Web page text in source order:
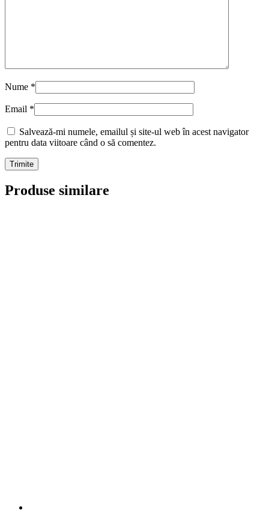
Nume *
Email *
Salvează-mi numele, emailul și site-ul web în acest navigator
pentru data viitoare când o să comentez.
Produse similare